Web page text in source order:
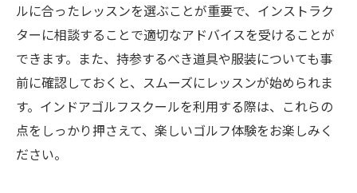
ルに合ったレッスンを選ぶことが重要で、インストラク
ターに相談することで適切なアドバイスを受けることが
できます。また、持参するべき道具や服装についても事
前に確認しておくと、スムーズにレッスンが始められま
す。インドアゴルフスクールを利用する際は、これらの
点をしっかり押さえて、楽しいゴルフ体験をお楽しみく
ださい。